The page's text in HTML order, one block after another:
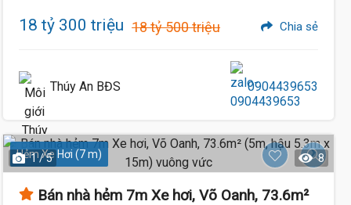
18 tỷ 300 triệu 18 tỷ 500 triệu Chia sẻ
Thúy An BĐS 0904439653
Hẻm Xe Hơi (7 m)
1 / 5 8
Bán nhà hẻm 7m Xe hơi, Võ Oanh, 73.6m²